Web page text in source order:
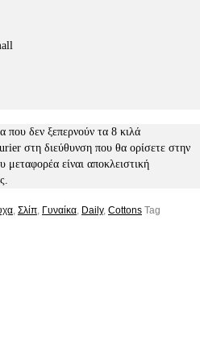
που δεν ξεπερνούν τα 8 κιλά
στη διεύθυνση που θα ορίσετε στην
μεταφορέα είναι αποκλειστική
Σλίπ Γυναίκα Daily, Cottons Tag